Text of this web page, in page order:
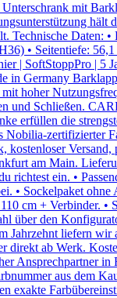
mit
hält
Technische Daten: •
• Seitentiefe:
| SoftStoppPro | 5
in Germany
hoher
und Schließen.
erfüllen die
Nobilia-zertifizierter
kostenloser Versand,
am Main.
richtest ein. •
• Sockelpaket ohne
cm + Verbinder. •
über den
Jahrzehnt liefern wir
direkt ab Werk.
Ansprechpartner in
aus dem
exakte